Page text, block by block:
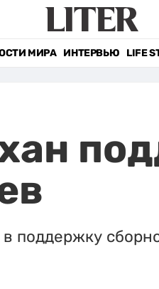
МИРА ИНТЕРВЬЮ LIFE
поддержку